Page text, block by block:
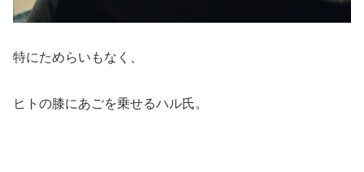
特にためらいもなく、
ヒトの膝にあごを乗せるハル氏。